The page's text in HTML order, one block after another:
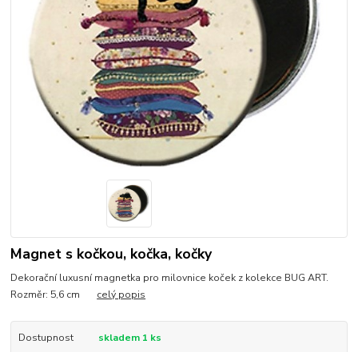
Magnet s kočkou, kočka, kočky
Dekorační luxusní magnetka pro milovnice koček z kolekce BUG ART.
Rozměr: 5,6 cm celý popis
Dostupnost
skladem 1 ks